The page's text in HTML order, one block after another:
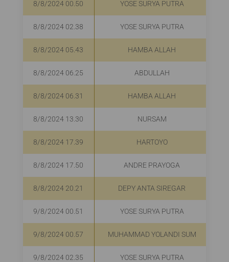
8/8/2024 00.50 YOSE SURYA PUTRA
8/8/2024 02.38 YOSE SURYA PUTRA
8/8/2024 05.43 HAMBA ALLAH
8/8/2024 06.25 ABDULLAH
8/8/2024 06.31 HAMBA ALLAH
8/8/2024 13.30 NURSAM
8/8/2024 17.39 HARTOYO
8/8/2024 17.50 ANDRE PRAYOGA
8/8/2024 20.21 DEPY ANTA SIREGAR
9/8/2024 00.51 YOSE SURYA PUTRA
9/8/2024 00.57 MUHAMMAD YOLANDI SUM
9/8/2024 02.35 YOSE SURYA PUTRA